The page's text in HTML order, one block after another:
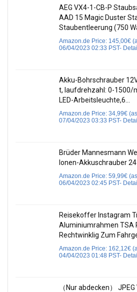
AEG VX4-1-CB-P
AAD 15 Magic Duster
Staubentleerung (750
Amazon.de Price: 145,00€
06/04/2023 02:33 PST-
Akku-Bohrschrauber
t, laufdrehzahl: 0-1500/
LED-Arbeitsleuchte,6…
Amazon.de Price: 34,99€
07/04/2023 03:33 PST-
Brüder Mannesmann
Ionen-Akkuschrauber
Amazon.de Price: 59,99€
06/04/2023 02:45 PST-
Reisekoffer Instagram
Aluminiumrahmen TSA
Rechtwinklig Zum
Amazon.de Price: 162,12€
04/04/2023 01:48 PST-
（Nur abdecken）